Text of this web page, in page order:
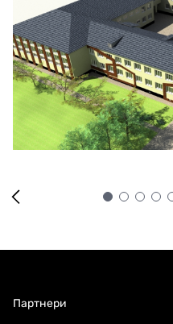
Партнери